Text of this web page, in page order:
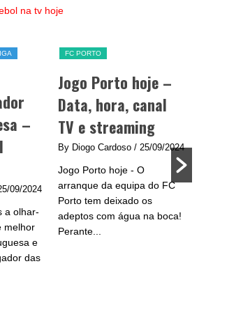
na tv hoje
–
09/2024
a olhar-
melhor
e
das
FC PORTO
Jogo Porto hoje –
Data, hora, canal
TV e streaming
By Diogo Cardoso / 25/09/2024
Jogo Porto hoje - O
arranque da equipa do FC
Porto tem deixado os
adeptos com água na boca!
Perante...